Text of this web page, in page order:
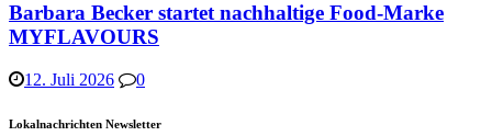
Barbara Becker startet nachhaltige Food-Marke
MYFLAVOURS
12. Juli 2026 0
Lokalnachrichten Newsletter